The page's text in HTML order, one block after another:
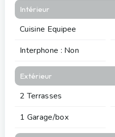
Intérieur
Cuisine Equipee
Interphone : Non
Extérieur
2 Terrasses
1 Garage/box